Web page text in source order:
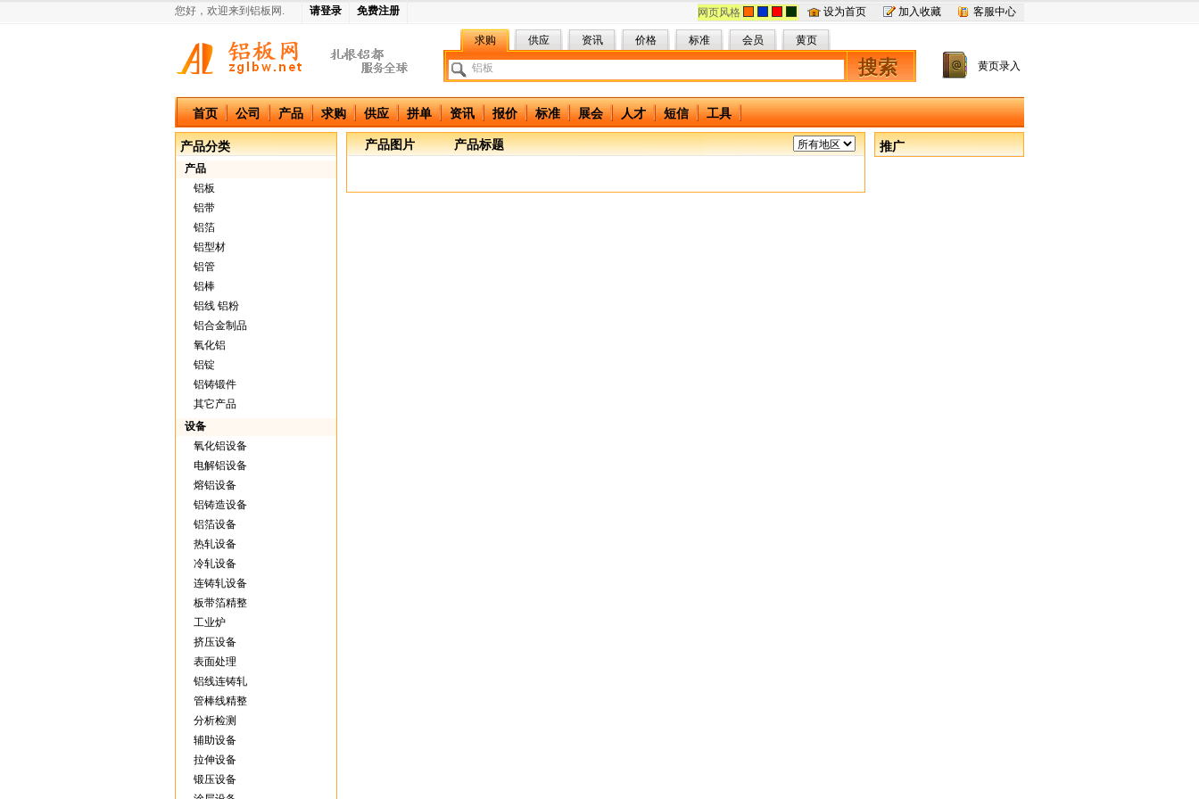
您好，欢迎来到铝板网. 请登录 免费注册 设为首页 加入收藏 客服中心
网页风格
中国铝板网
求购 供应 资讯 价格 标准 会员 黄页
搜索 黄页录入
首页 公司 产品 求购 供应 拼单 资讯 报价 标准 展会 人才 短信 工具
产品分类
产品
铝板
铝带
铝箔
铝型材
铝管
铝棒
铝线 铝粉
铝合金制品
氧化铝
铝锭
铝铸锻件
其它产品
设备
氧化铝设备
电解铝设备
熔铝设备
铝铸造设备
铝箔设备
热轧设备
冷轧设备
连铸轧设备
板带箔精整
工业炉
挤压设备
表面处理
铝线连铸轧
管棒线精整
分析检测
辅助设备
拉伸设备
锻压设备
产品图片 产品标题 推广